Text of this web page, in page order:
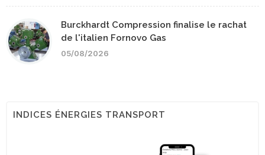
Burckhardt Compression finalise le rachat
de l'italien Fornovo Gas
05/08/2026
INDICES ÉNERGIES TRANSPORT